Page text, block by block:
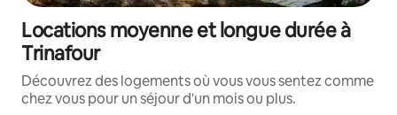
Locations moyenne et longue durée à
Trinafour
Découvrez des logements où vous vous sentez comme
chez vous pour un séjour d'un mois ou plus.